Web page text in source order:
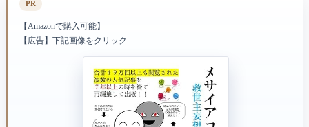
PR
【Amazonで購入可能】
【広告】下記画像をクリック